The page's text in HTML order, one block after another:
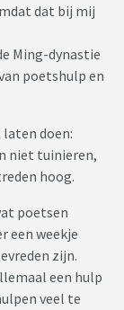
dat bij mij
Ming-dynastie
poetshulp en
doen:
niet tuinieren,
hoog.
poetsen
een weekje
zijn.
een hulp
veel te